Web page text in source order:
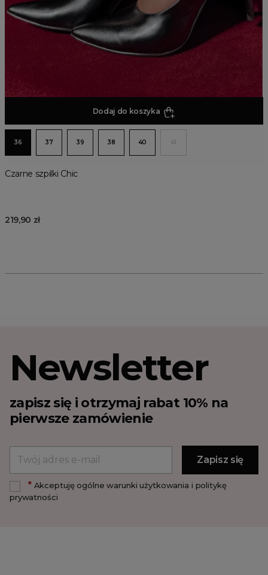
Dodaj do koszyka
36 37 39 38 40 41
Czarne szpilki Chic
219,90 zł
Newsletter
zapisz się i otrzymaj rabat 10% na
pierwsze zamówienie
*Akceptuję ogólne warunki użytkowania i politykę
prywatności